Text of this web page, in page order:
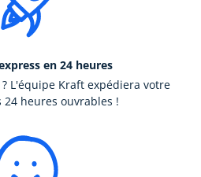
en 24 heures
L'équipe Kraft expédiera votre
24 heures ouvrables !